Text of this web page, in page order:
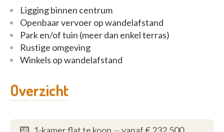
Ligging binnen centrum
Openbaar vervoer op wandelafstand
Park en/of tuin (meer dan enkel terras)
Rustige omgeving
Winkels op wandelafstand
Overzicht